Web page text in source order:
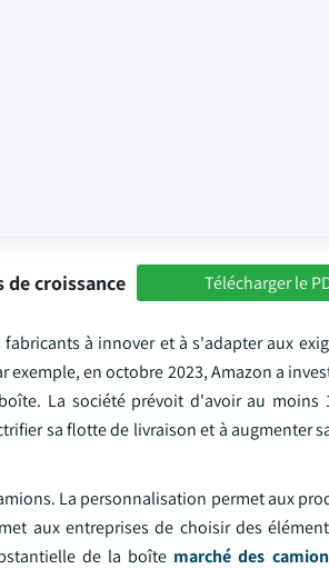
croissance Télécharger le
à innover et à s'adapter aux
en octobre 2023, Amazon a
La société prévoit d'avoir au moins
sa flotte de livraison et à augmenter
La personnalisation permet aux
aux entreprises de choisir des
de la boîte marché des